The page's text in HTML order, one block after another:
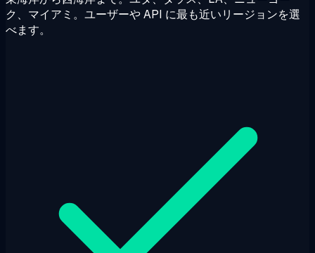
ク、マイアミ。ユーザーや API に最も近いリージョンを選
べます。